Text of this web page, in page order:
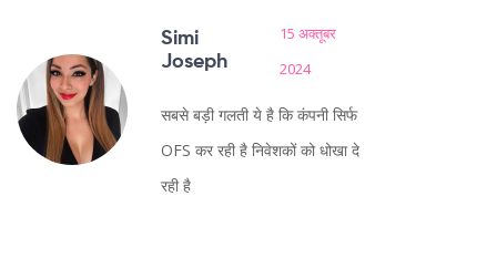
Simi
Joseph
15 अक्तूबर
2024
सबसे बड़ी गलती ये है कि कंपनी सिर्फ
OFS कर रही है निवेशकों को धोखा दे
रही है